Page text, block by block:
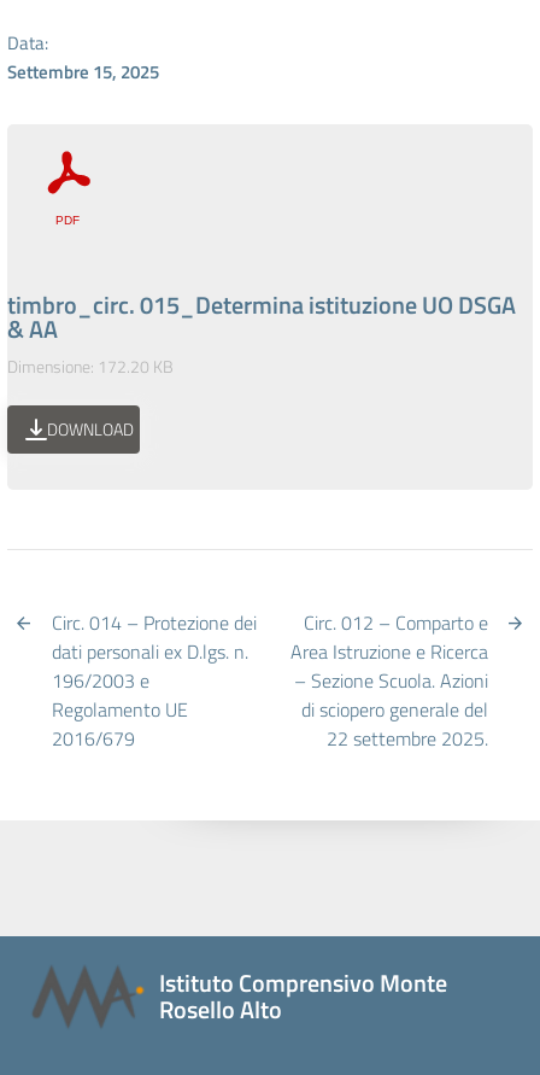
Data:
Settembre 15, 2025
timbro_circ. 015_Determina istituzione UO DSGA
& AA
Dimensione: 172.20 KB
DOWNLOAD
Circ. 014 – Protezione dei
dati personali ex D.lgs. n.
196/2003 e
Regolamento UE
2016/679
Circ. 012 – Comparto e
Area Istruzione e Ricerca
– Sezione Scuola. Azioni
di sciopero generale del
22 settembre 2025.
Istituto Comprensivo Monte
Rosello Alto